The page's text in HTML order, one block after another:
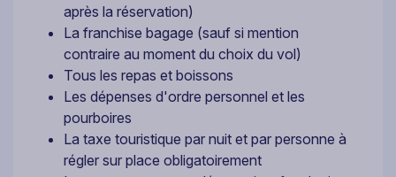
après la réservation)
La franchise bagage (sauf si mention
contraire au moment du choix du vol)
Tous les repas et boissons
Les dépenses d'ordre personnel et les
pourboires
La taxe touristique par nuit et par personne à
régler sur place obligatoirement